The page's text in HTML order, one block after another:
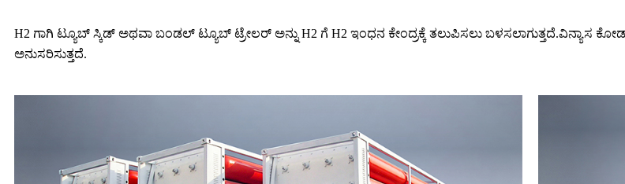
H2 ಗಾಗಿ ಟ್ಯೂಬ್ ಸ್ಕಿಡ್ ಅಥವಾ ಬಂಡಲ್ ಟ್ಯೂಬ್ ಟ್ರೇಲರ್ ಅನ್ನು H2 ಗೆ H2 ಇಂಧನ ಕೇಂದ್ರಕ್ಕೆ ತಲುಪಿಸಲು ಬಳಸಲಾಗುತ್ತದೆ.ವಿನ್ಯಾಸ
ಅನುಸರಿಸುತ್ತದೆ.